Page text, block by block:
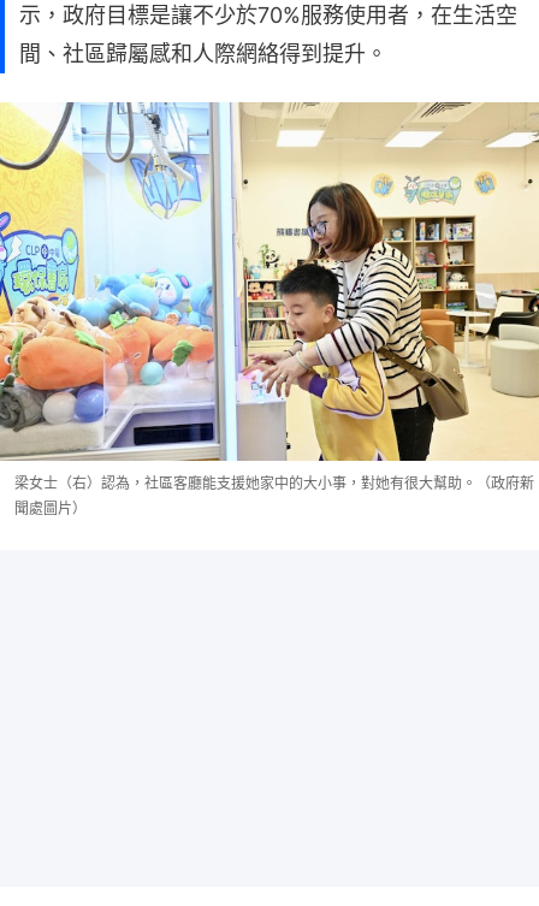
示，政府目標是讓不少於70%服務使用者，在生活空
間、社區歸屬感和人際網絡得到提升。
梁女士（右）認為，社區客廳能支援她家中的大小事，對她有很大幫助。（政府新
聞處圖片）